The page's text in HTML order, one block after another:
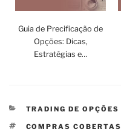
Guia de Precificação de
Opções: Dicas,
Estratégias e…
CATEGORIAS
TRADING DE OPÇÕES
TAGS
COMPRAS COBERTAS